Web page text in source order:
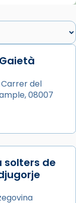
lloc la
al
apostòlica
Joan
i l’ha
Carrer del
08007
solters de